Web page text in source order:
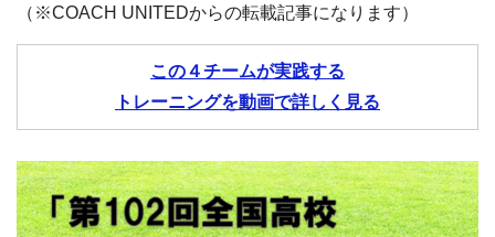
（※COACH UNITEDからの転載記事になります）
この４チームが実践する
トレーニングを動画で詳しく見る